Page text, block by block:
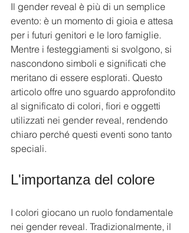
Il gender reveal è più di un semplice
evento: è un momento di gioia e attesa
per i futuri genitori e le loro famiglie.
Mentre i festeggiamenti si svolgono, si
nascondono simboli e significati che
meritano di essere esplorati. Questo
articolo offre uno sguardo approfondito
al significato di colori, fiori e oggetti
utilizzati nei gender reveal, rendendo
chiaro perché questi eventi sono tanto
speciali.
L'importanza del colore
I colori giocano un ruolo fondamentale
nei gender reveal. Tradizionalmente, il